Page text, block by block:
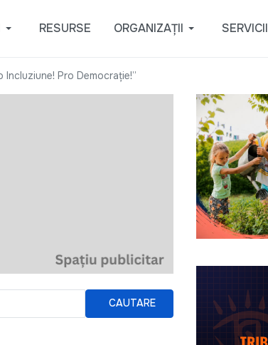
RESURSE ORGANIZAȚII SERVICII
Pro Democraţie!”
CAUTARE